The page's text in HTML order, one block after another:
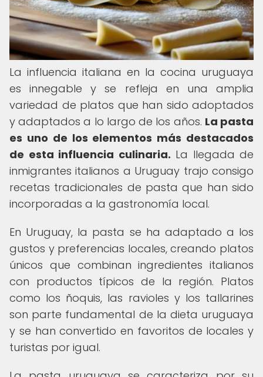
La influencia italiana en la cocina uruguaya
es innegable y se refleja en una amplia
variedad de platos que han sido adoptados
y adaptados a lo largo de los años. La pasta
es uno de los elementos más destacados
de esta influencia culinaria. La llegada de
inmigrantes italianos a Uruguay trajo consigo
recetas tradicionales de pasta que han sido
incorporadas a la gastronomía local.
En Uruguay, la pasta se ha adaptado a los
gustos y preferencias locales, creando platos
únicos que combinan ingredientes italianos
con productos típicos de la región. Platos
como los ñoquis, las ravioles y los tallarines
son parte fundamental de la dieta uruguaya
y se han convertido en favoritos de locales y
turistas por igual.